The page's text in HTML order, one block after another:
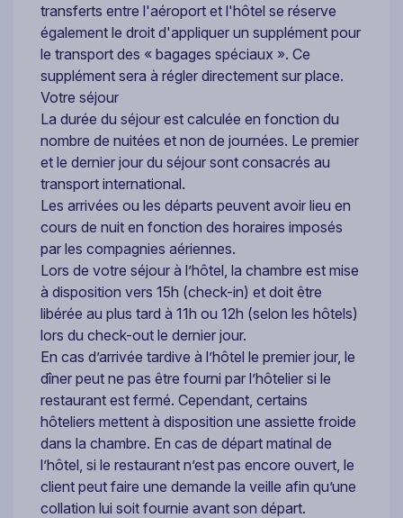
transferts entre l'aéroport et l'hôtel se réserve
également le droit d'appliquer un supplément pour
le transport des « bagages spéciaux ». Ce
supplément sera à régler directement sur place.
Votre séjour
La durée du séjour est calculée en fonction du
nombre de nuitées et non de journées. Le premier
et le dernier jour du séjour sont consacrés au
transport international.
Les arrivées ou les départs peuvent avoir lieu en
cours de nuit en fonction des horaires imposés
par les compagnies aériennes.
Lors de votre séjour à l’hôtel, la chambre est mise
à disposition vers 15h (check-in) et doit être
libérée au plus tard à 11h ou 12h (selon les hôtels)
lors du check-out le dernier jour.
En cas d’arrivée tardive à l’hôtel le premier jour, le
dîner peut ne pas être fourni par l’hôtelier si le
restaurant est fermé. Cependant, certains
hôteliers mettent à disposition une assiette froide
dans la chambre. En cas de départ matinal de
l’hôtel, si le restaurant n’est pas encore ouvert, le
client peut faire une demande la veille afin qu’une
collation lui soit fournie avant son départ.